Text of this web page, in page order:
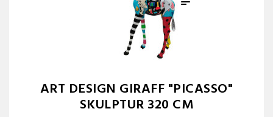
ART DESIGN GIRAFF "PICASSO"
SKULPTUR 320 CM